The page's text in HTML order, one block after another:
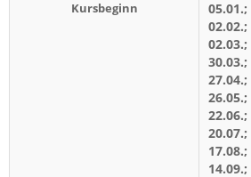
Kursbeginn
05.01.;
02.02.;
02.03.;
30.03.;
27.04.;
26.05.;
22.06.;
20.07.;